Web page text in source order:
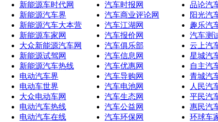
新能源车时代网
新能源汽车界
新能源汽车大本营
新能源车家网
大众新能源汽车网
新能源试驾网
新能源汽车热线
电动汽车界
电动车世界
大众电动车网
电动汽车热线
电动汽车在线
汽车时报网
汽车商业评论网
汽车江湖网
汽车报价网
汽车俱乐部
汽车信息网
汽车优惠网
汽车导购网
汽车电池网
汽车生态网
汽车公益网
汽车环保网
品论汽
阳光汽
趣乐汽
汽车测
云上汽
星城汽
自主汽
青城汽
人民汽
平民汽
惠民汽
环球车